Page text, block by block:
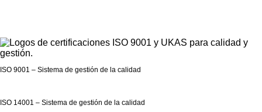
ISO 9001 – Sistema de gestión de la calidad
ISO 14001 – Sistema de gestión de la calidad